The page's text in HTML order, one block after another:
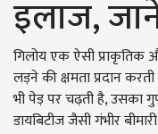
इलाज,
गिलोय एक ऐसी प्राकृतिक
लड़ने की क्षमता प्रदान
भी पेड़ पर चढ़ती है, उसका
डायबिटीज जैसी गंभीर